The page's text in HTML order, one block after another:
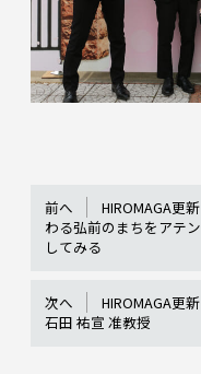
前へ
HIROMAGA更
わる弘前のまちをアテ
してみる
次へ
HIROMAGA更
石田 祐宣 准教授